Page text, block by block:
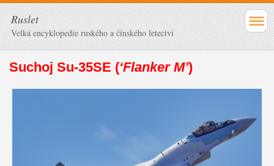
Ruslet
Velká encyklopedie ruského a čínského letectví
Suchoj Su-35SE (‘Flanker M’)